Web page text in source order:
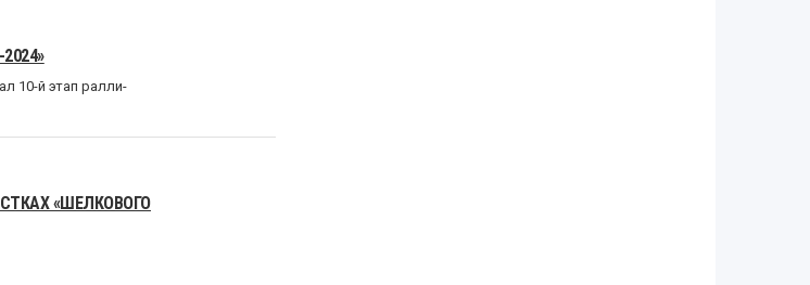
10-й этап ралли-
«ШЕЛКОВОГО